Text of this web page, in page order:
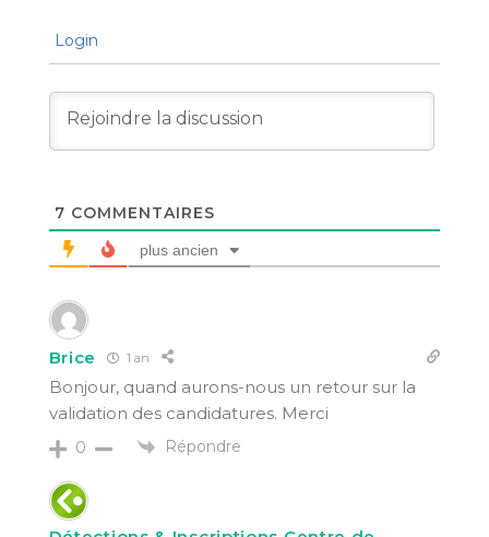
Login
7 COMMENTAIRES
plus ancien
Brice 1 an
Bonjour, quand aurons-nous un retour sur la
validation des candidatures. Merci
0 Répondre